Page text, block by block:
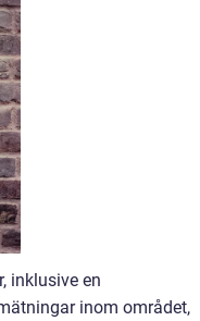
inklusive en
inom området,